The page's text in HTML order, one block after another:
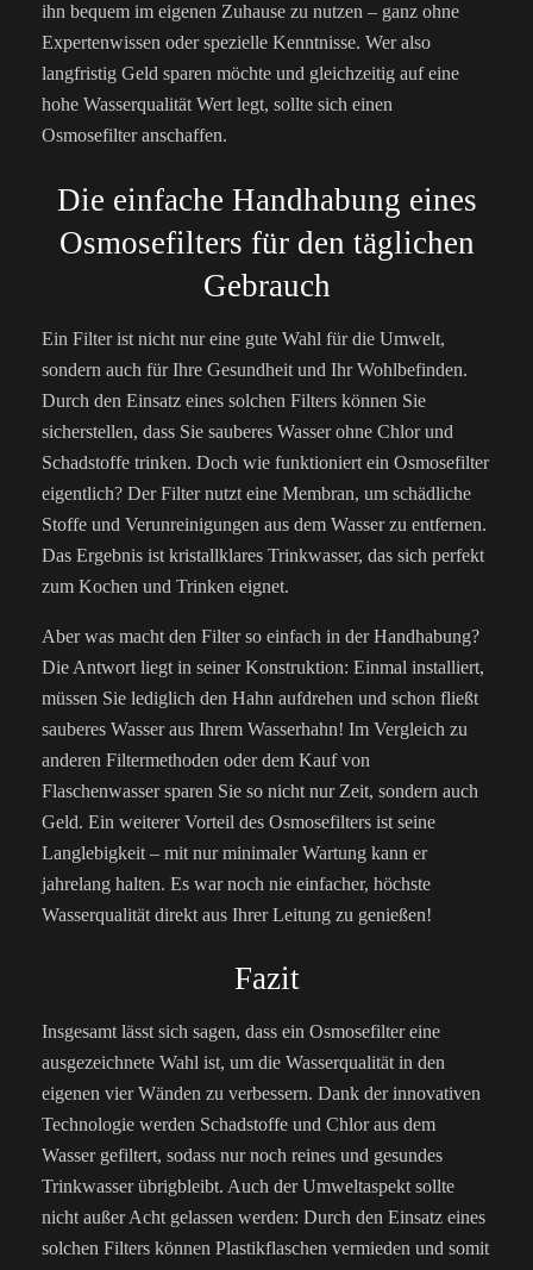
ihn bequem im eigenen Zuhause zu nutzen – ganz ohne
Expertenwissen oder spezielle Kenntnisse. Wer also
langfristig Geld sparen möchte und gleichzeitig auf eine
hohe Wasserqualität Wert legt, sollte sich einen
Osmosefilter anschaffen.
Die einfache Handhabung eines
Osmosefilters für den täglichen
Gebrauch
Ein Filter ist nicht nur eine gute Wahl für die Umwelt,
sondern auch für Ihre Gesundheit und Ihr Wohlbefinden.
Durch den Einsatz eines solchen Filters können Sie
sicherstellen, dass Sie sauberes Wasser ohne Chlor und
Schadstoffe trinken. Doch wie funktioniert ein Osmosefilter
eigentlich? Der Filter nutzt eine Membran, um schädliche
Stoffe und Verunreinigungen aus dem Wasser zu entfernen.
Das Ergebnis ist kristallklares Trinkwasser, das sich perfekt
zum Kochen und Trinken eignet.
Aber was macht den Filter so einfach in der Handhabung?
Die Antwort liegt in seiner Konstruktion: Einmal installiert,
müssen Sie lediglich den Hahn aufdrehen und schon fließt
sauberes Wasser aus Ihrem Wasserhahn! Im Vergleich zu
anderen Filtermethoden oder dem Kauf von
Flaschenwasser sparen Sie so nicht nur Zeit, sondern auch
Geld. Ein weiterer Vorteil des Osmosefilters ist seine
Langlebigkeit – mit nur minimaler Wartung kann er
jahrelang halten. Es war noch nie einfacher, höchste
Wasserqualität direkt aus Ihrer Leitung zu genießen!
Fazit
Insgesamt lässt sich sagen, dass ein Osmosefilter eine
ausgezeichnete Wahl ist, um die Wasserqualität in den
eigenen vier Wänden zu verbessern. Dank der innovativen
Technologie werden Schadstoffe und Chlor aus dem
Wasser gefiltert, sodass nur noch reines und gesundes
Trinkwasser übrigbleibt. Auch der Umweltaspekt sollte
nicht außer Acht gelassen werden: Durch den Einsatz eines
solchen Filters können Plastikflaschen vermieden und somit